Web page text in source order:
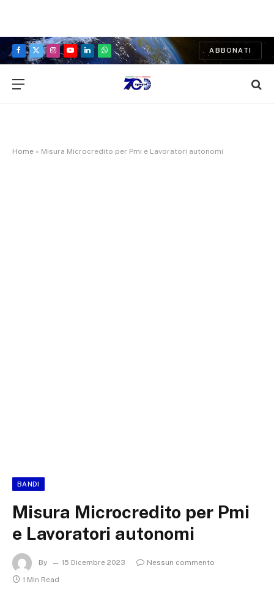
Facebook
X
Instagram
YouTubeLinkedInWhatsApp
ABBONATI
Home » Misura Microcredito per Pmi e Lavoratori autonomi
BANDI
Misura Microcredito per Pmi
e Lavoratori autonomi
By 15 Dicembre 2023
Nessun commento
1 Min Read